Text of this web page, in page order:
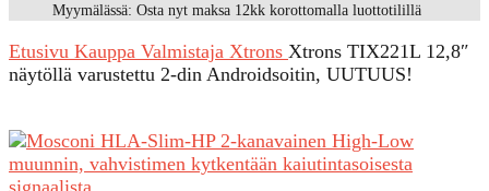
Myymälässä: Osta nyt maksa 12kk korottomalla luottotilillä
Etusivu Kauppa Valmistaja Xtrons Xtrons TIX221L 12,8″
näytöllä varustettu 2-din Androidsoitin, UUTUUS!